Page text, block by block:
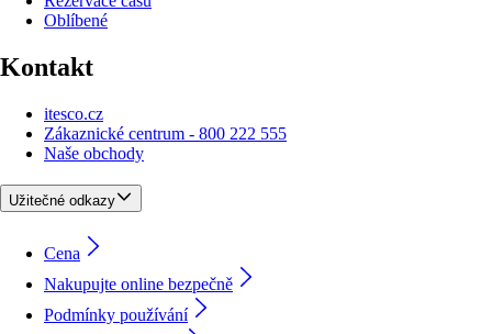
Oblíbené
Kontakt
itesco.cz
Zákaznické centrum - 800 222 555
Naše obchody
Užitečné odkazy
Cena
Nakupujte online bezpečně
Podmínky používání